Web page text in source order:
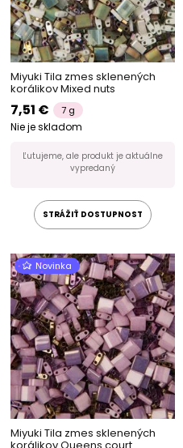
Miyuki Tila zmes sklenených
korálikov Mixed nuts
7,51 € 7 g
Nie je skladom
Ľutujeme, ale produkt je aktuálne
vypredaný
STRÁŽIŤ DOSTUPNOST
Novinka
Miyuki Tila zmes sklenených